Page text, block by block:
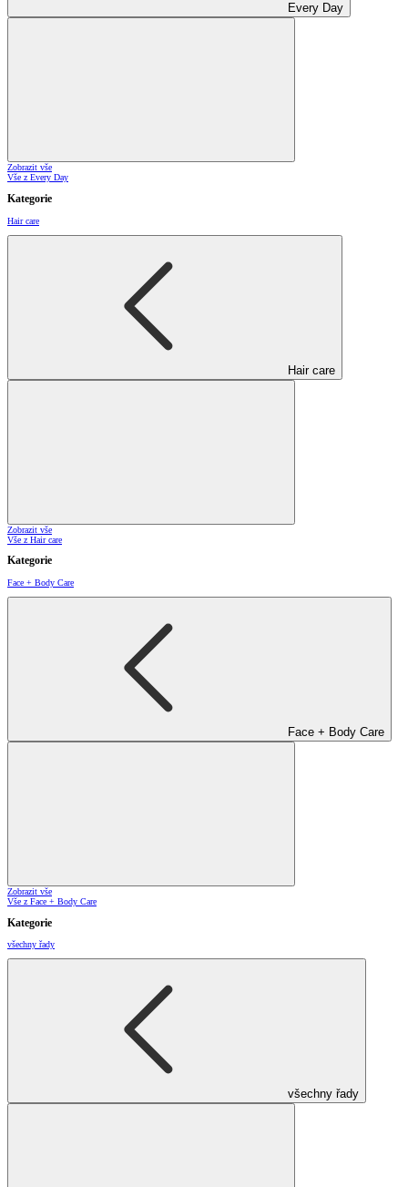
Every Day
Zobrazit vše
Vše z Every Day
Kategorie
Hair care
Hair care
Zobrazit vše
Vše z Hair care
Kategorie
Face + Body Care
Face + Body Care
Zobrazit vše
Vše z Face + Body Care
Kategorie
všechny řady
všechny řady